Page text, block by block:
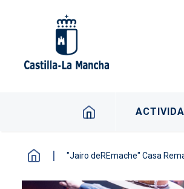
Navegación
"Jairo deREmache" Casa